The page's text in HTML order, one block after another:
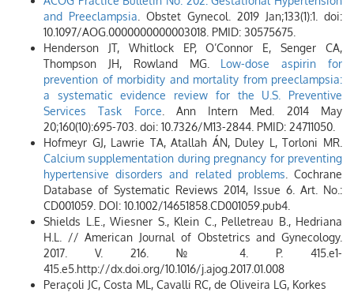
and Preeclampsia . Obstet Gynecol. 2019 Jan;133(1):1. doi:
10.1097/AOG.0000000000003018. PMID: 30575675.
Henderson JT, Whitlock EP, O’Connor E, Senger CA,
Thompson JH, Rowland MG. Low-dose aspirin for
prevention of morbidity and mortality from preeclampsia:
a systematic evidence review for the U.S. Preventive
Services Task Force . Ann Intern Med. 2014 May
20;160(10):695-703. doi: 10.7326/M13-2844. PMID: 24711050.
Hofmeyr GJ, Lawrie TA, Atallah ÁN, Duley L, Torloni MR.
Calcium supplementation during pregnancy for preventing
hypertensive disorders and related problems . Cochrane
Database of Systematic Reviews 2014, Issue 6. Art. No.:
CD001059. DOI: 10.1002/14651858.CD001059.pub4.
Shields L.E., Wiesner S., Klein C., Pelletreau B., Hedriana
H.L. // American Journal of Obstetrics and Gynecology.
2017. V. 216. № 4. P. 415.e1-
415.e5.http://dx.doi.org/10.1016/j.ajog.2017.01.008
Peraçoli JC, Costa ML, Cavalli RC, de Oliveira LG, Korkes